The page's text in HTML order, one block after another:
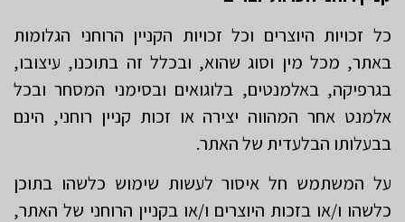
כל זכויות היוצרים וכל זכויות הקניין הרוחני הגלומות
באתר, מכל מין וסוג שהוא, ובכלל זה בתוכנו, עיצובו,
בגרפיקה, באלמנטים, בלוגואים ובסימני המסחר ובכל
אלמנט אחר המהווה יצירה או זכות קניין רוחני, הינם
בבעלותו הבלעדית של האתר.
על המשתמש חל איסור לעשות שימוש כלשהו בתוכן
כלשהו ו/או בזכות היוצרים ו/או בקניין הרוחני של האתר,